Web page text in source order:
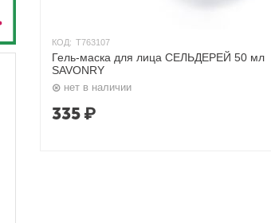
КОД: T763107
Гель-маска для лица СЕЛЬДЕРЕЙ 50 мл
SAVONRY
нет в наличии
335 ₽